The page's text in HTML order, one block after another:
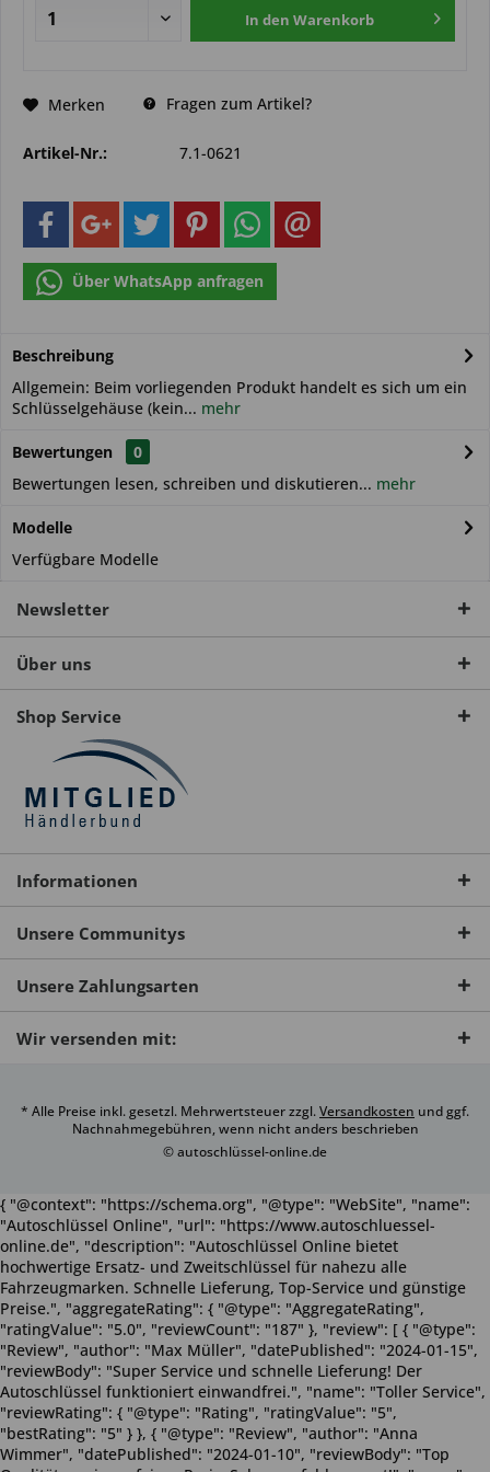
In den Warenkorb
Merken Fragen zum Artikel?
Artikel-Nr.: 7.1-0621
Über WhatsApp anfragen
Beschreibung
Allgemein: Beim vorliegenden Produkt handelt es sich um ein
Schlüsselgehäuse (kein... mehr
Bewertungen
0
Bewertungen lesen, schreiben und diskutieren... mehr
Modelle
Verfügbare Modelle
Newsletter
Über uns
Shop Service
Informationen
Unsere Communitys
Unsere Zahlungsarten
Wir versenden mit:
* Alle Preise inkl. gesetzl. Mehrwertsteuer zzgl.Versandkosten und ggf.
Nachnahmegebühren, wenn nicht anders beschrieben
© autoschlüssel-online.de
{ "@context": "https://schema.org", "@type": "WebSite", "name":
"Autoschlüssel Online", "url": "https://www.autoschluessel-
online.de", "description": "Autoschlüssel Online bietet
hochwertige Ersatz- und Zweitschlüssel für nahezu alle
Fahrzeugmarken. Schnelle Lieferung, Top-Service und günstige
Preise.", "aggregateRating": { "@type": "AggregateRating",
"ratingValue": "5.0", "reviewCount": "187" }, "review": [ { "@type":
"Review", "author": "Max Müller", "datePublished": "2024-01-15",
"reviewBody": "Super Service und schnelle Lieferung! Der
Autoschlüssel funktioniert einwandfrei.", "name": "Toller Service",
"reviewRating": { "@type": "Rating", "ratingValue": "5",
"bestRating": "5" } }, { "@type": "Review", "author": "Anna
Wimmer", "datePublished": "2024-01-10", "reviewBody": "Top